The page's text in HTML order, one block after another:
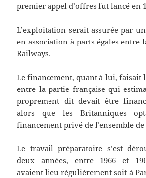
premier appel d’offres fut lancé en
L’exploitation serait assurée par
en association à parts égales entre
Railways.
Le financement, quant à lui, faisait
entre la partie française qui
proprement dit devait être
alors que les Britanniques
financement privé de l’ensemble de
Le travail préparatoire s’est
deux années, entre 1966 et
avaient lieu régulièrement soit à